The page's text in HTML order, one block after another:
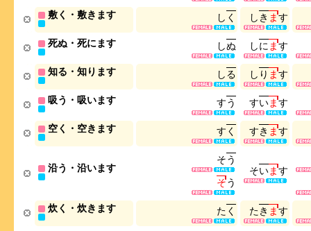
敷く・敷きます し く し き ます
死ぬ・死にます しぬ しに ます
知る・知ります しる し り ます
吸う・吸います すう すいます
空く・空きます す く すき ます
沿う・沿います
そう
そう
そいます
炊く・炊きます た く たき ます